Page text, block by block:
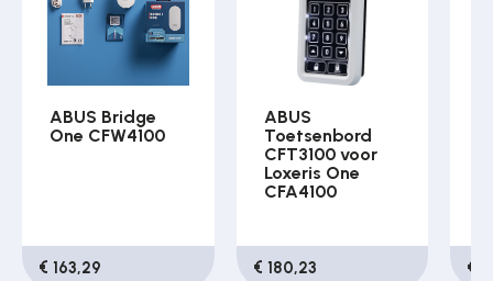
ABUS Bridge
One CFW4100
€ 163,29
ABUS
Toetsenbord
CFT3100 voor
Loxeris One
CFA4100
€ 180,23 €